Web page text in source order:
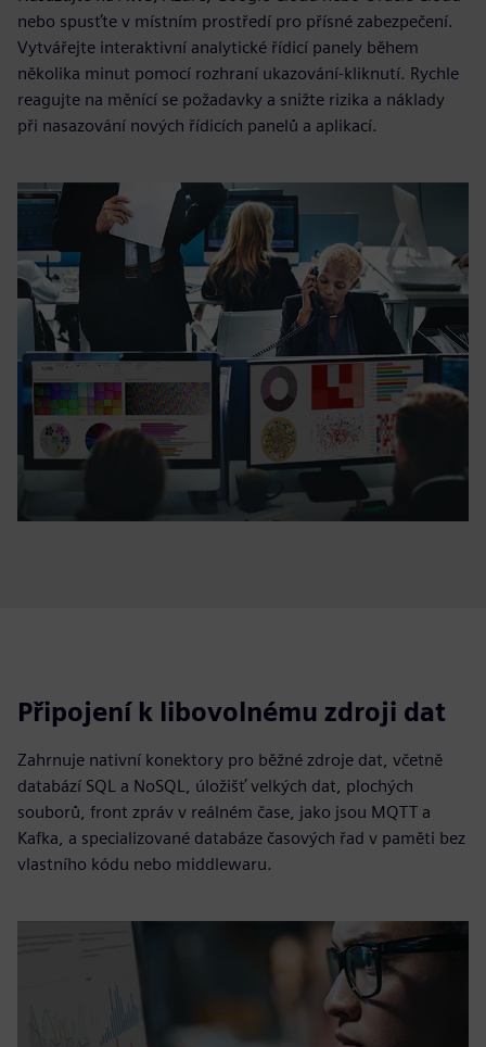
nebo spusťte v místním prostředí pro přísné zabezpečení.
Vytvářejte interaktivní analytické řídicí panely během
několika minut pomocí rozhraní ukazování-kliknutí. Rychle
reagujte na měnící se požadavky a snižte rizika a náklady
při nasazování nových řídicích panelů a aplikací.
Připojení k libovolnému zdroji dat
Zahrnuje nativní konektory pro běžné zdroje dat, včetně
databází SQL a NoSQL, úložišť velkých dat, plochých
souborů, front zpráv v reálném čase, jako jsou MQTT a
Kafka, a specializované databáze časových řad v paměti bez
vlastního kódu nebo middlewaru.